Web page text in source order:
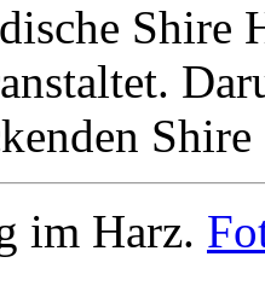
Shire
im Harz.